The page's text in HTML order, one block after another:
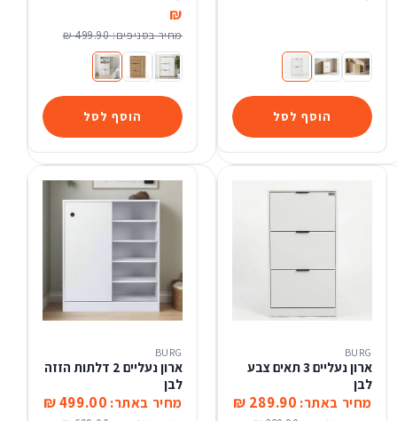
הוסף לסל
ארון נעליים 2 תאים טבעי ידית שחורהארון נעליים 2 תאים צבע לבן בשילוב צבע טבעי ידית שחורהארון נעליים 2 תאים צבע לבן
הוסף לסל
₪
מחיר בסניפים:499.90 ₪
ארון נעליים+אחסון צבע לבן בשילוב
ארון נעליים+אחסון צבע טבעי
ארון נעליים 3 תאים+אחסון צבע לבן
BURG
ארון נעליים 3 תאים צבע
לבן
מחיר באתר: 289.90 ₪
BURG
ארון נעליים 2 דלתות הזזה
לבן
מחיר באתר: 499.00 ₪